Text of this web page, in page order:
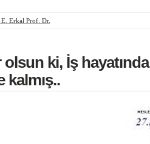
Erkal Prof. Dr.
ki, İş hayatında
kalmış..